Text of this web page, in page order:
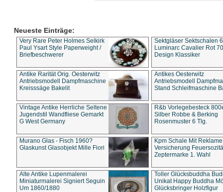
Neueste Einträge:
Very Rare Peter Holmes Selkirk
Paul Ysart Style Paperweight /
Briefbeschwerer
Sektgläser Sektschalen
Luminarc Cavalier Rot
Design Klassiker
Antike Rarität Orig. Oesterwitz
Antriebsmodell Dampfmaschine
Kreisssäge Bakelit
Antikes Oesterwitz
Antriebsmodell
Stand Schleifmaschine
Vintage Antike Herrliche Seltene
Jugendstil Wandfliese Gemarkt
G West Germany
R&b Vorlegebesteck
Silber Robbe & Berking
Rosenmuster 6 Tlg.
Murano Glas - Fisch 1960?
Glaskunst Glasobjekt Mille Fiori
Kpm Schale Mit Reklame
Versicherung
Zeptermarke 1. Wahl
Alte Antike Lupenmalerei
Miniaturmalerei Signiert Seguin
Um 1860/1880
Toller Glücksbuddha
Unikat Happy Buddha
Glücksbringer Holzfigur